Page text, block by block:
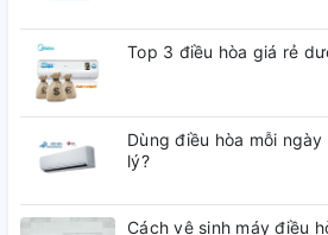
Top 3 điều hòa giá rẻ
Dùng điều hòa mỗi
lý?
Cách vệ sinh máy điều